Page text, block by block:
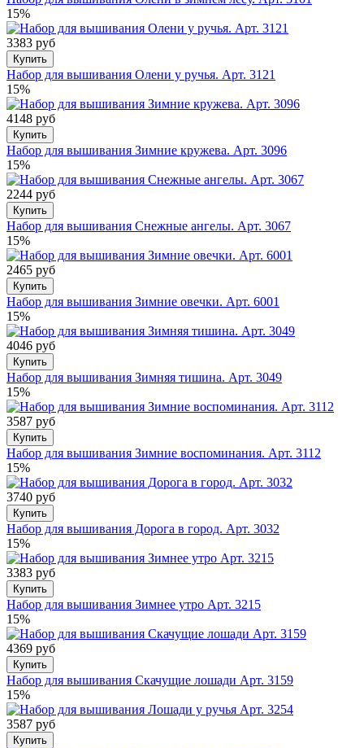
15%
3383 руб
Купить
Набор для вышивания Олени у ручья. Арт. 3121
15%
4148 руб
Купить
Набор для вышивания Зимние кружева. Арт. 3096
15%
2244 руб
Купить
Набор для вышивания Снежные ангелы. Арт. 3067
15%
2465 руб
Купить
Набор для вышивания Зимние овечки. Арт. 6001
15%
4046 руб
Купить
Набор для вышивания Зимняя тишина. Арт. 3049
15%
3587 руб
Купить
Набор для вышивания Зимние воспоминания. Арт. 3112
15%
3740 руб
Купить
Набор для вышивания Дорога в город. Арт. 3032
15%
3383 руб
Купить
Набор для вышивания Зимнее утро Арт. 3215
15%
4369 руб
Купить
Набор для вышивания Скачущие лошади Арт. 3159
15%
3587 руб
Купить